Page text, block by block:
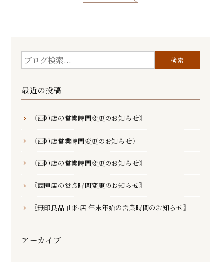
最近の投稿
〖西陣店の営業時間変更のお知らせ〗
〖西陣店営業時間変更のお知らせ〗
〖西陣店の営業時間変更のお知らせ〗
〖西陣店の営業時間変更のお知らせ〗
〖無印良品 山科店 年末年始の営業時間のお知らせ〗
アーカイブ